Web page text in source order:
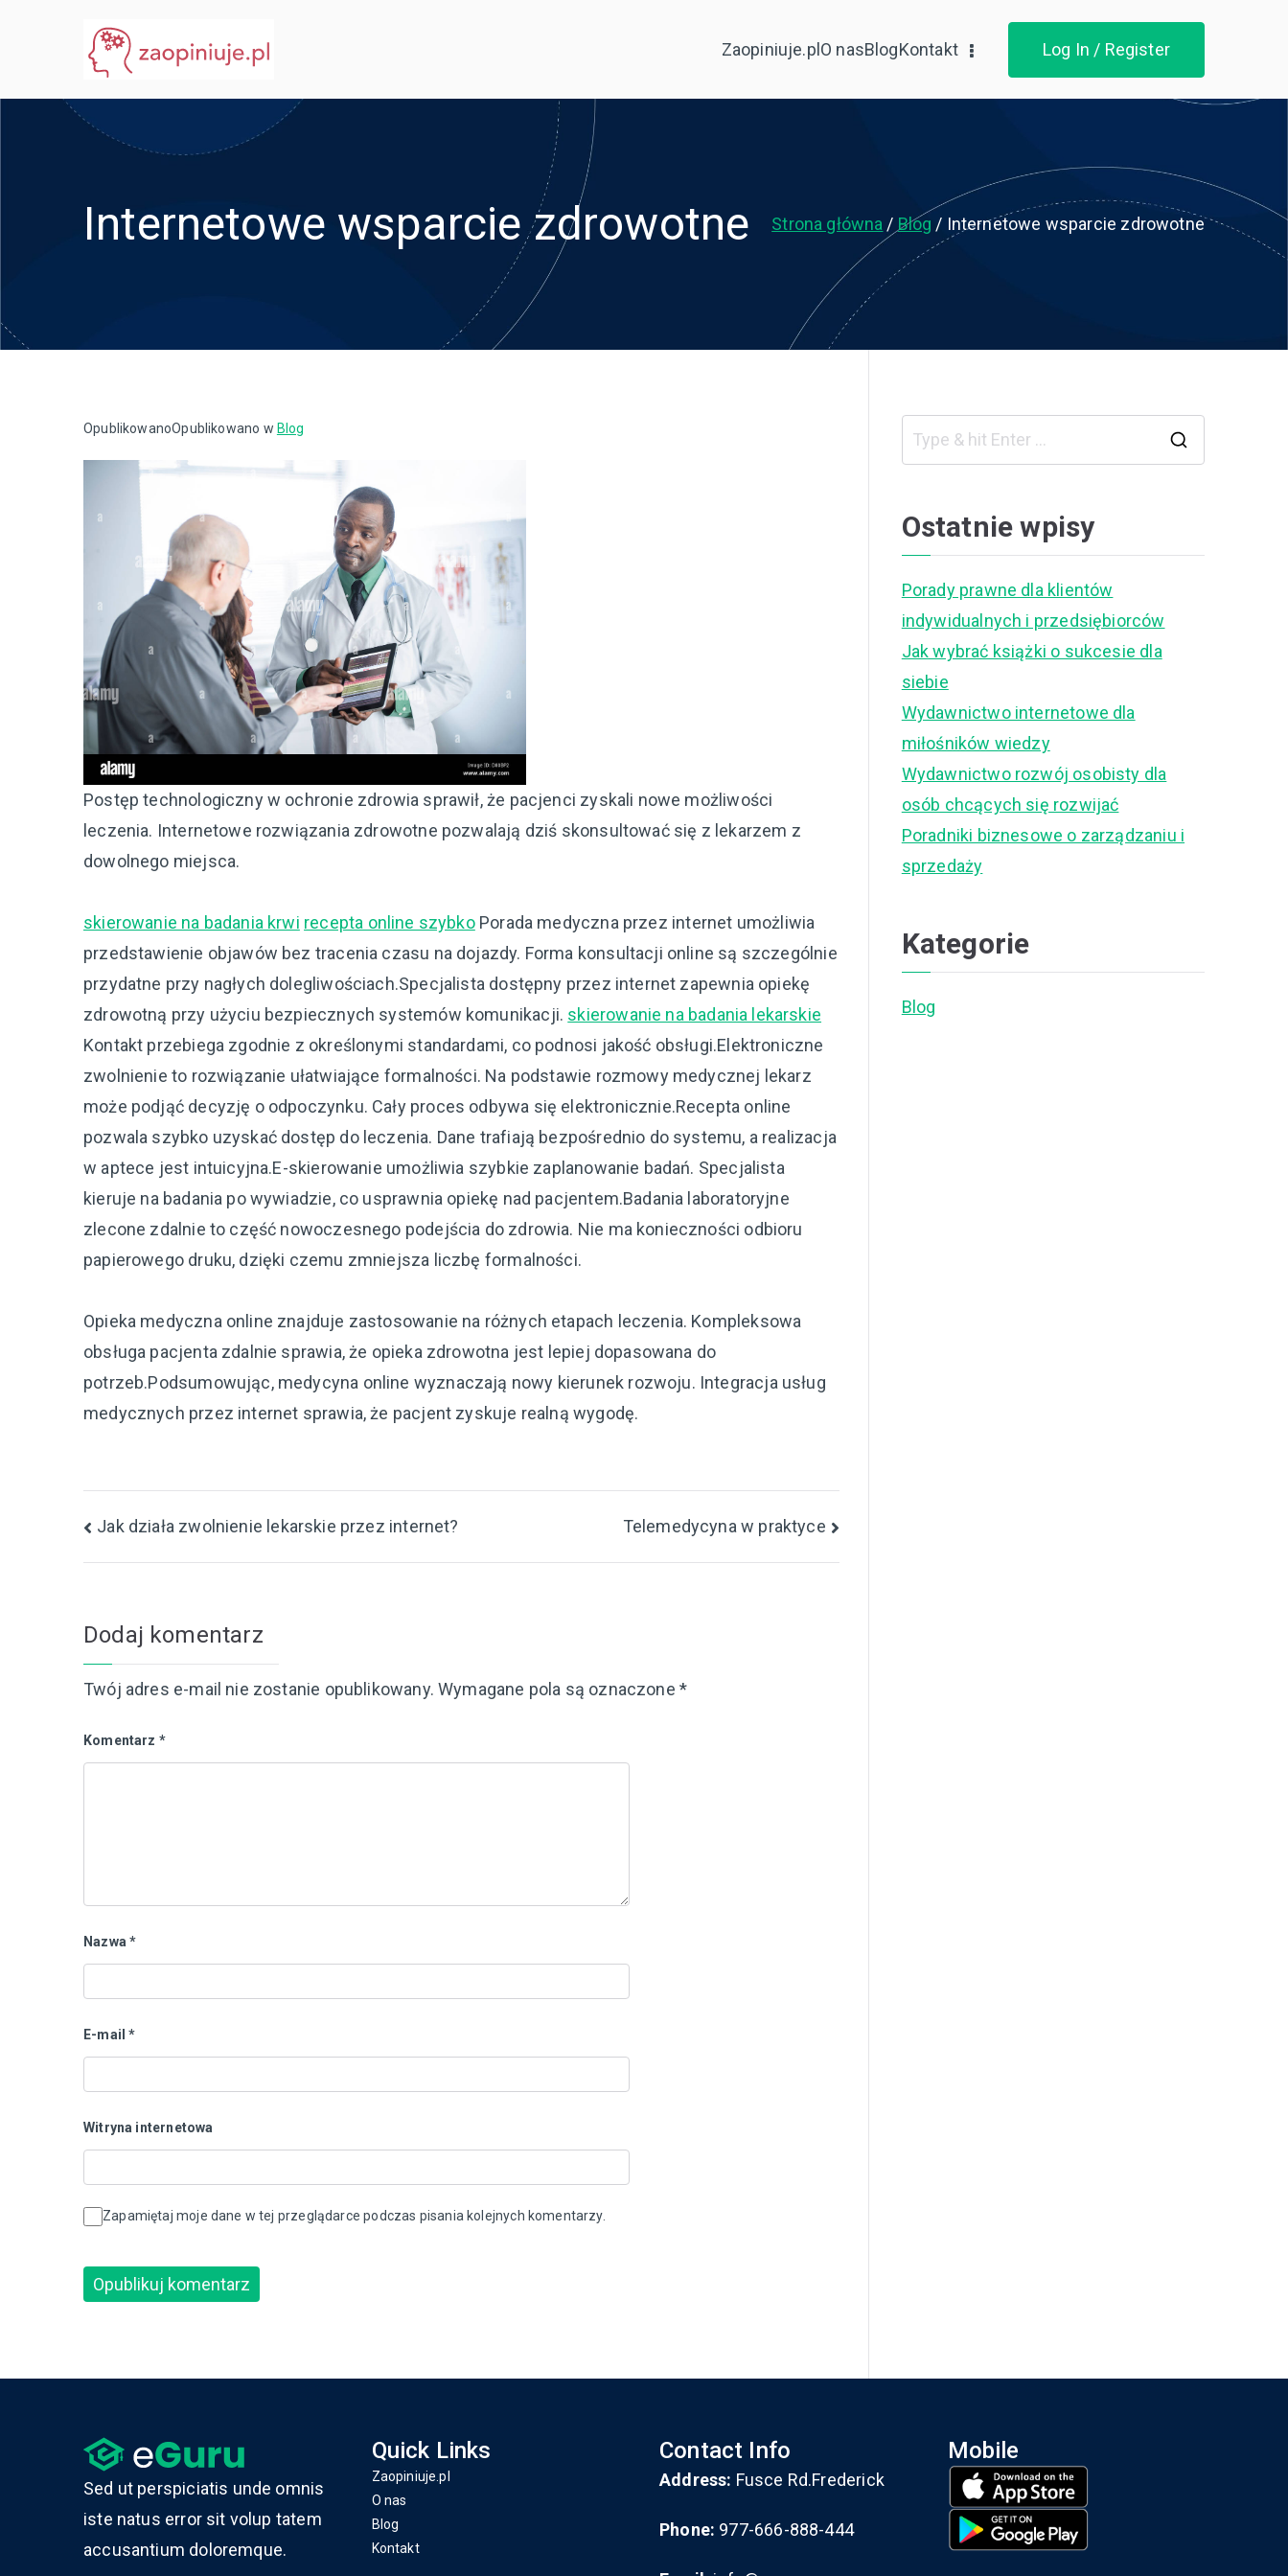
Zaopiniuje.plO nasBlogKontakt Log In / Register
Internetowe wsparcie zdrowotne Strona główna Blog Internetowe wsparcie zdrowotne
OpublikowanoOpublikowano w Blog
Postęp technologiczny w ochronie zdrowia sprawił, że pacjenci zyskali nowe możliwości
leczenia. Internetowe rozwiązania zdrowotne pozwalają dziś skonsultować się z lekarzem z
dowolnego miejsca.
skierowanie na badania krwi recepta online szybkoPorada medyczna przez internet umożliwia
przedstawienie objawów bez tracenia czasu na dojazdy. Forma konsultacji online są szczególnie
przydatne przy nagłych dolegliwościach.Specjalista dostępny przez internet zapewnia opiekę
zdrowotną przy użyciu bezpiecznych systemów komunikacji. skierowanie na badania lekarskie
Kontakt przebiega zgodnie z określonymi standardami, co podnosi jakość obsługi.Elektroniczne
zwolnienie to rozwiązanie ułatwiające formalności. Na podstawie rozmowy medycznej lekarz
może podjąć decyzję o odpoczynku. Cały proces odbywa się elektronicznie.Recepta online
pozwala szybko uzyskać dostęp do leczenia. Dane trafiają bezpośrednio do systemu, a realizacja
w aptece jest intuicyjna.E-skierowanie umożliwia szybkie zaplanowanie badań. Specjalista
kieruje na badania po wywiadzie, co usprawnia opiekę nad pacjentem.Badania laboratoryjne
zlecone zdalnie to część nowoczesnego podejścia do zdrowia. Nie ma konieczności odbioru
papierowego druku, dzięki czemu zmniejsza liczbę formalności.
Opieka medyczna online znajduje zastosowanie na różnych etapach leczenia. Kompleksowa
obsługa pacjenta zdalnie sprawia, że opieka zdrowotna jest lepiej dopasowana do
potrzeb.Podsumowując, medycyna online wyznaczają nowy kierunek rozwoju. Integracja usług
medycznych przez internet sprawia, że pacjent zyskuje realną wygodę.
Nawigacja
wpisu
Jak działa zwolnienie lekarskie przez internet? Telemedycyna w praktyce
Dodaj komentarz
Twój adres e-mail nie zostanie opublikowany. Wymagane pola są oznaczone *
Komentarz *
Nazwa*
E-mail*
Witryna internetowa
Zapamiętaj moje dane w tej przeglądarce podczas pisania kolejnych komentarzy.
Ostatnie wpisy
Porady prawne dla klientów
indywidualnych i przedsiębiorców
Jak wybrać książki o sukcesie dla
siebie
Wydawnictwo internetowe dla
miłośników wiedzy
Wydawnictwo rozwój osobisty dla
osób chcących się rozwijać
Poradniki biznesowe o zarządzaniu i
sprzedaży
Kategorie
Blog
Sed ut perspiciatis unde omnis
iste natus error sit volup tatem
accusantium doloremque.
Quick Links
Zaopiniuje.pl
O nas
Blog
Kontakt
Contact Info
Address: Fusce Rd.Frederick
Phone: 977-666-888-444
Mobile